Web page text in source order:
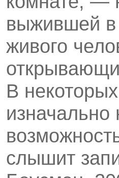
выжившей в
живого
В
слышит